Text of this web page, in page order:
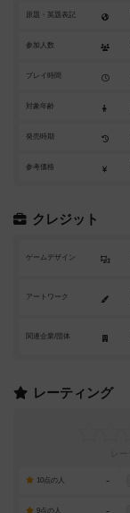
原題・英題表記
参加人数
プレイ時間
対象年齢
発売時期
参考価格
クレジット
ゲームデザイン
アートワーク
関連企業/団体
レーティング
10点の人 -
9点の人